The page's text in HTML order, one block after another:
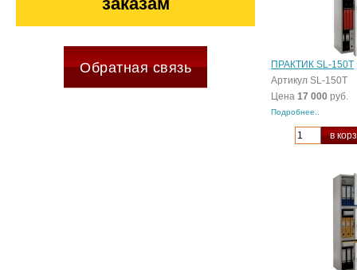
Обратная связь
ПРАКТИК SL-150Т
Артикул SL-150Т
Цена 17 000 руб.
Подробнее..
в